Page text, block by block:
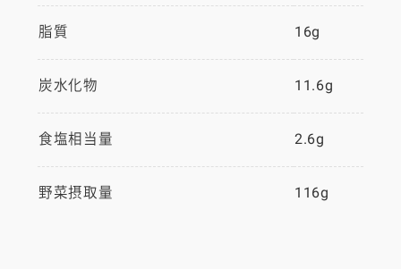
脂質 16g
炭水化物 11.6g
食塩相当量 2.6g
野菜摂取量 116g